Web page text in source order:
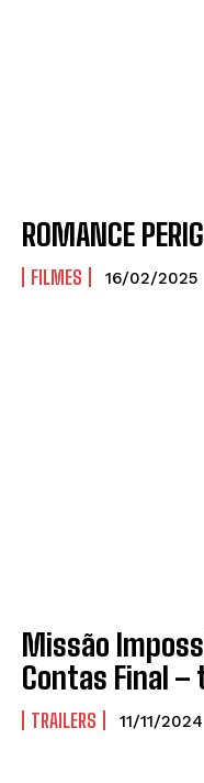
ROMANCE
FILMES 16/02/2025
Missão
Contas Final –
TRAILERS 11/11/2024